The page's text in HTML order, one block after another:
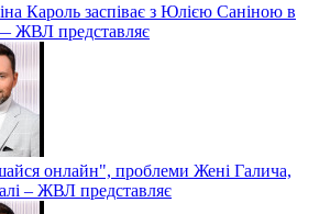
Кароль заспіває з Юлією Саніною в
ЖВЛ представляє
онлайн", проблеми Жені Галича,
– ЖВЛ представляє